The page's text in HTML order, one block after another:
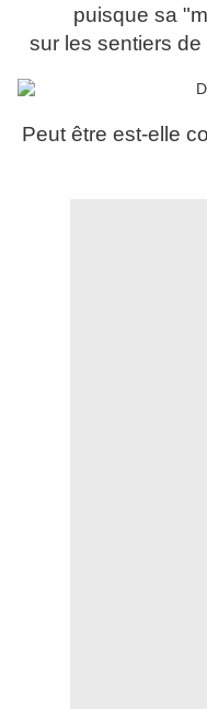
puisque sa
sur les sentiers
Peut être est-elle